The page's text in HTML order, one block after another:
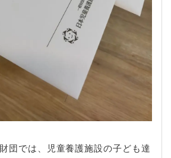
団では、児童養護施設の子ども達